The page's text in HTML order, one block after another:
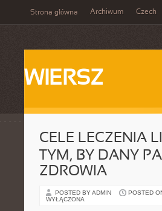
Strona główna Archiwum Czech
WIERSZ
CELE LECZENIA
TYM, BY DANY
ZDROWIA
POSTED BY ADMIN POSTED
WYŁĄCZONA